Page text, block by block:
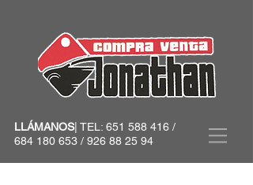
LLÁMANOS| TEL: 651 588 416 /
684 180 653 / 926 88 25 94